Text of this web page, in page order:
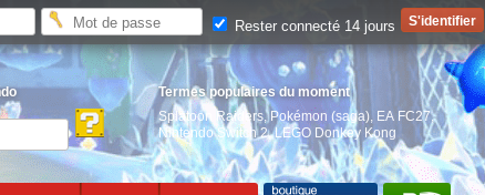
Termes populaires du moment
Splatoon Raiders, Pokémon (saga) EA FC27,
Nintendo Switch 2,LEGO Donkey Kong
Rester connecté 14 jours